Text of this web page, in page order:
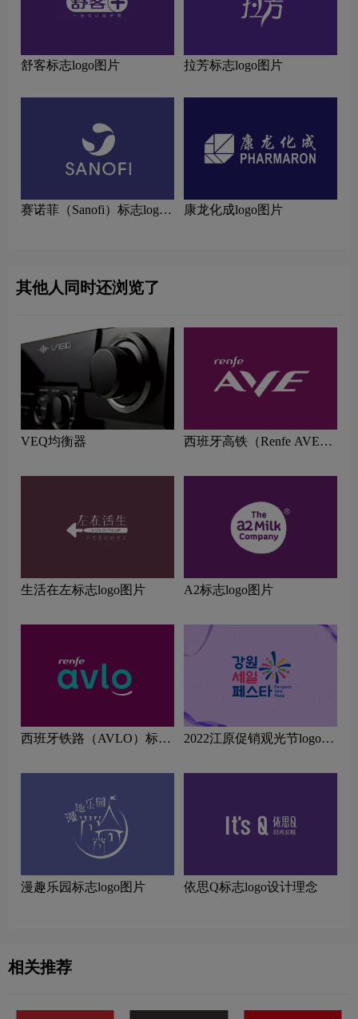
舒客标志logo图片 拉芳标志logo图片
赛诺菲（Sanofi）标志logo
康龙化成logo图片
其他人同时还浏览了
VEQ均衡器
西班牙高铁（Renfe AVE）
生活在左标志logo图片 A2标志logo图片
西班牙铁路（AVLO）标志
2022江原促销观光节logo图
漫趣乐园标志logo图片 依思Q标志logo设计理念
相关推荐